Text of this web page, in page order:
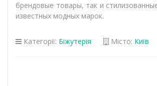
брендовые товары, так и
известных модных марок.
Категорії: Біжутерія Місто: Київ